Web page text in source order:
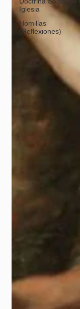
Iglesia
Homilías
(Reflexiones)